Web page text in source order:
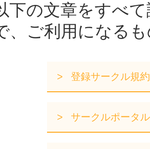
下の文章をすべ
、ご利用になる
登録サークル規約
サークルポータ